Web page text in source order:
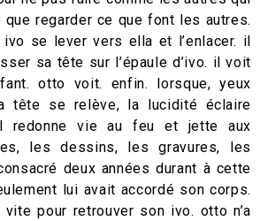
que regarder ce que font les autres.
se lever vers ella et l’enlacer. il
sa tête sur l’épaule d’ivo. il voit
otto voit. enfin. lorsque, yeux
tête se relève, la lucidité éclaire
redonne vie au feu et jette aux
les dessins, les gravures, les
deux années durant à cette
lui avait accordé son corps.
pour retrouver son ivo. otto n’a